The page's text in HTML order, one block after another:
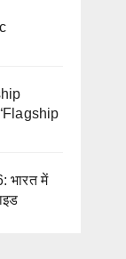
भारत में